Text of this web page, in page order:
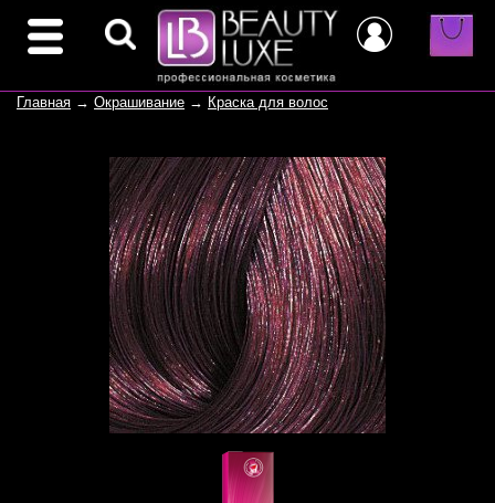
Главная → Окрашивание → Краска для волос